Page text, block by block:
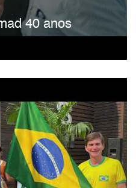
40 anos